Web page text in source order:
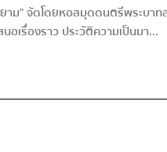
ม" จัดโดยหอสมุดดนตรีพระบาท
เรื่องราว ประวัติความเป็นมา...